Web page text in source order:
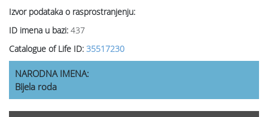
Izvor podataka o rasprostranjenju:
ID imena u bazi: 437
Catalogue of Life ID: 35517230
NARODNA IMENA:
Bijela roda